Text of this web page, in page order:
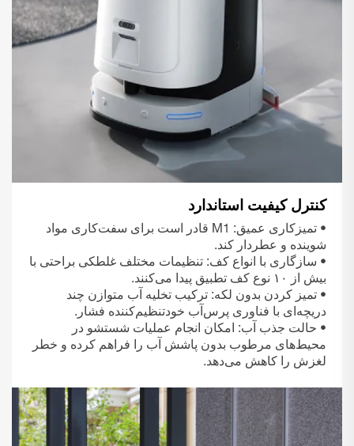
کنترل کیفیت استاندارد
• تمیزکاری عمیق: M1 قادر است برای سفت‌کاری مواد
شوینده و عطردار کند.
• سازگاری با انواع کف: تنظیمات مختلف غلطکی براحتی با
بیش از ۱۰ نوع کف تطبیق پیدا می‌کنند.
• تمیز کردن بدون لکه: ترکیب تخلیه آب متوازن چند
دریچه‌ای با فناوری پرس‌آب خودتنظیم‌کننده فشار.
• حالت جذب آب: امکان انجام عملیات شستشو در
محیط‌های مرطوب بدون پاشش آب را فراهم کرده و خطر
لغزش را کاهش می‌دهد.